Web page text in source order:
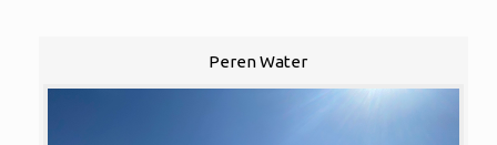
Peren Water